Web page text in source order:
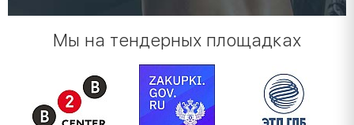
Мы на тендерных площадках